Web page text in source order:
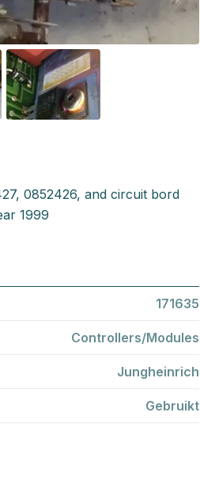
0852426, and circuit bord
1999
171635
Controllers/Modules
Jungheinrich
Gebruikt